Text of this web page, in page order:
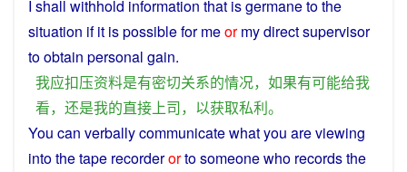
I shall withhold information that isgermanetothe
situation ifit ispossibleformeormydirectsupervisor
toobtain personal gain.
我应扣压资料是有密切关系的情况， 如果有可能给我
看， 还是我的直接上司， 以获取私利。
You can verballycommunicatewhatyou are viewing
intothetape recorderortosomeonewho recordsthe